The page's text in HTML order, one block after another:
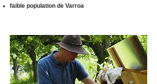
faible population de Varroa